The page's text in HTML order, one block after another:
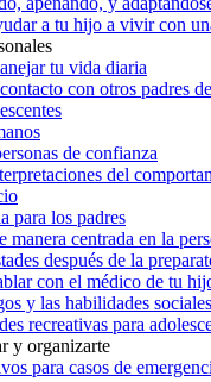
a tu hijo a vivir con
tu vida diaria
con otros padres
de confianza
del
para los padres
manera centrada en la
después de la
con el médico de tu
y las habilidades sociales
recreativas para
y organizarte
para casos de